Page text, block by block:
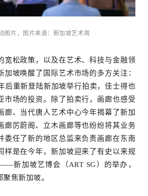
图片，图片来源：新加坡艺术周
宽松政策，以及在艺术、科技与金融领
加坡唤醒了国际艺术市场的多方关注：
后重新登陆新加坡举行拍卖，佳士得也
市场的投资。除了拍卖行，画廊也感受
廊、当代唐人艺术中心今年揭幕了新加
廊厉蔚阁、立木画廊等也纷纷将其业务
委任了新的地区总监来负责画廊在东南
样是在今年，新加坡迎来了有史以来规
新加坡艺博会（ART SG）的举办，
焦新加坡。